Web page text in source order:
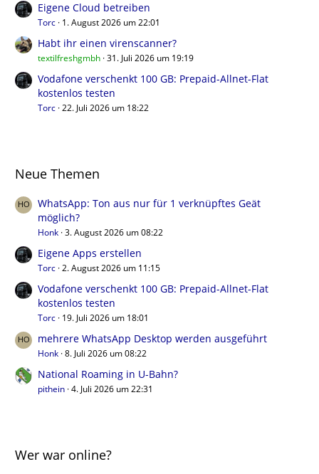
Eigene Cloud betreiben
Torc 1. August 2026 um 22:01
Habt ihr einen virenscanner?
textilfreshgmbh 31. Juli 2026 um 19:19
Vodafone verschenkt 100 GB: Prepaid-Allnet-Flat
kostenlos testen
Torc 22. Juli 2026 um 18:22
Neue Themen
WhatsApp: Ton aus nur für 1 verknüpftes Geät
möglich?
Honk 3. August 2026 um 08:22
Eigene Apps erstellen
Torc 2. August 2026 um 11:15
Vodafone verschenkt 100 GB: Prepaid-Allnet-Flat
kostenlos testen
Torc 19. Juli 2026 um 18:01
mehrere WhatsApp Desktop werden ausgeführt
Honk 8. Juli 2026 um 08:22
National Roaming in U-Bahn?
pithein 4. Juli 2026 um 22:31
Wer war online?